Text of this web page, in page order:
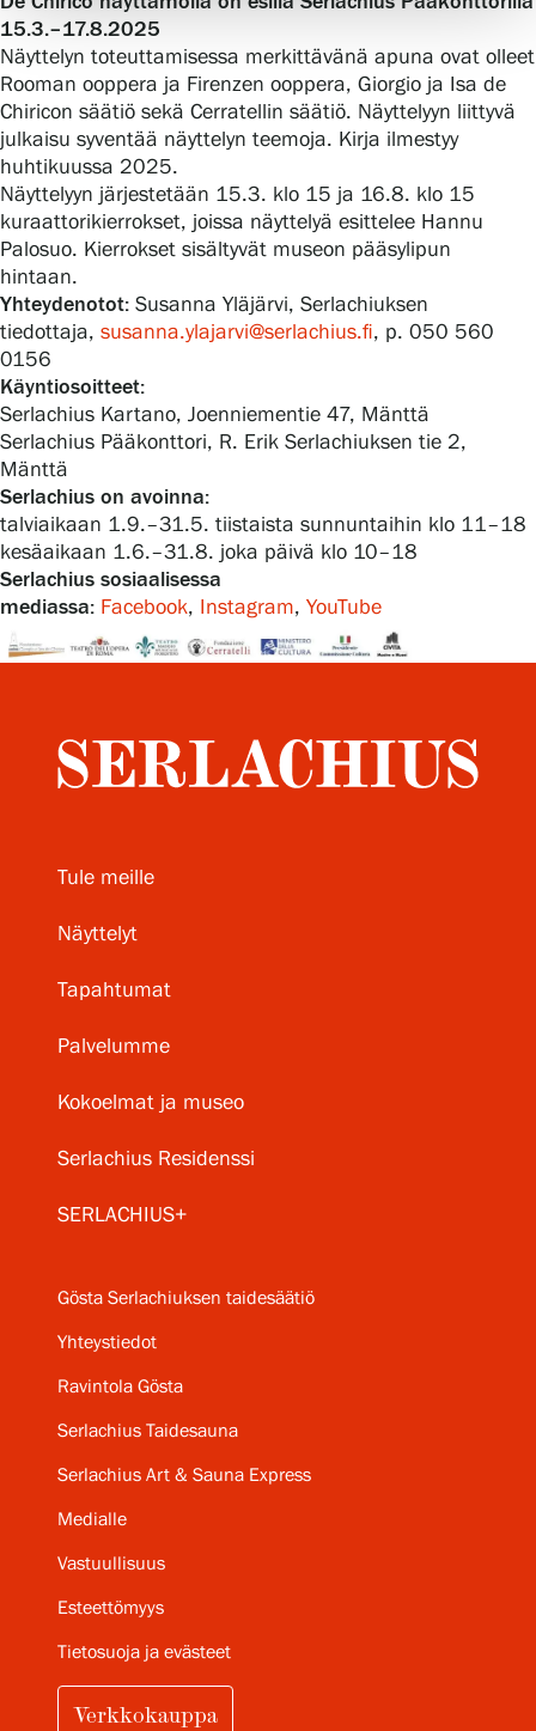
15.3.–17.8.2025
Näyttelyn toteuttamisessa merkittävänä apuna ovat olleet
Rooman ooppera ja Firenzen ooppera, Giorgio ja Isa de
Chiricon säätiö sekä Cerratellin säätiö. Näyttelyyn liittyvä
julkaisu syventää näyttelyn teemoja. Kirja ilmestyy
huhtikuussa 2025.
Näyttelyyn järjestetään 15.3. klo 15 ja 16.8. klo 15
kuraattorikierrokset, joissa näyttelyä esittelee Hannu
Palosuo. Kierrokset sisältyvät museon pääsylipun
hintaan.
Yhteydenotot: Susanna Yläjärvi, Serlachiuksen
tiedottaja, susanna.ylajarvi@serlachius.fi, p. 050 560
0156
Käyntiosoitteet:
Serlachius Kartano, Joenniementie 47, Mänttä
Serlachius Pääkonttori, R. Erik Serlachiuksen tie 2,
Mänttä
Serlachius on avoinna:
talviaikaan 1.9.–31.5. tiistaista sunnuntaihin klo 11–18
kesäaikaan 1.6.–31.8. joka päivä klo 10–18
Serlachius sosiaalisessa
mediassa: Facebook, Instagram, YouTube
Tule meille
Näyttelyt
Tapahtumat
Palvelumme
Kokoelmat ja museo
Serlachius Residenssi
SERLACHIUS+
Gösta Serlachiuksen taidesäätiö
Yhteystiedot
Ravintola Gösta
Serlachius Taidesauna
Serlachius Art & Sauna Express
Medialle
Vastuullisuus
Esteettömyys
Tietosuoja ja evästeet
Verkkokauppa